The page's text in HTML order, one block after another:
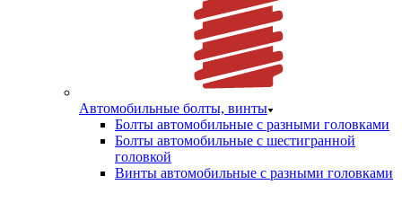
Автомобильные болты, винты
Болты автомобильные с разными головками
Болты автомобильные с шестигранной
головкой
Винты автомобильные с разными головками